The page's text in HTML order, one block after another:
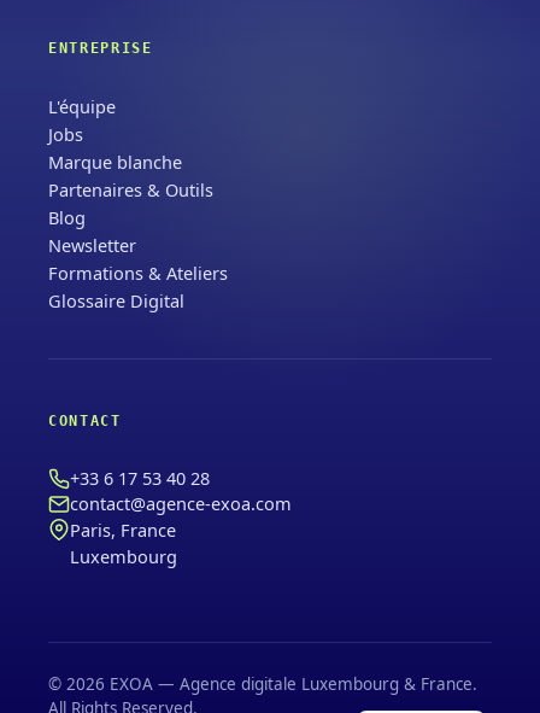
ENTREPRISE
L'équipe
Jobs
Marque blanche
Partenaires & Outils
Blog
Newsletter
Formations & Ateliers
Glossaire Digital
CONTACT
+33 6 17 53 40 28
contact@agence-exoa.com
Paris, France
Luxembourg
© 2026 EXOA — Agence digitale Luxembourg & France.
All Rights Reserved.